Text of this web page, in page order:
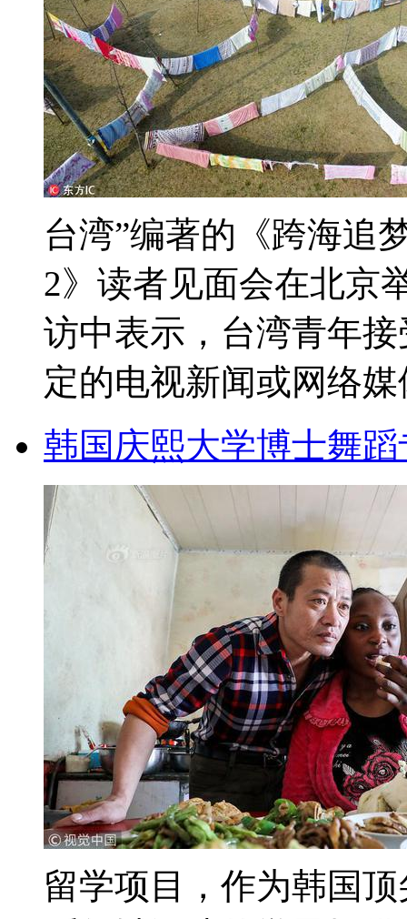
台湾”编著的《跨海追
2》读者见面会在北京
访中表示，台湾青年
定的电视新闻或网络
韩国庆熙大学博士舞
留学项目，作为韩国